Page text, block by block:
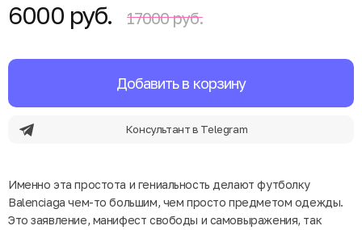
6000 руб. 17000 руб.
Добавить в корзину
Консультант в Telegram
Именно эта простота и гениальность делают футболку
Balenciaga чем-то большим, чем просто предметом одежды.
Это заявление, манифест свободы и самовыражения, так